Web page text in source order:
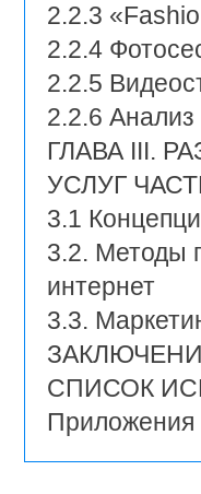
2.2.3
2.2.4
2.2.5
2.2.6
ГЛАВА III.
УСЛУГ
3.1
3.2. Методы
интернет
3.3.
СПИСОК
Приложения